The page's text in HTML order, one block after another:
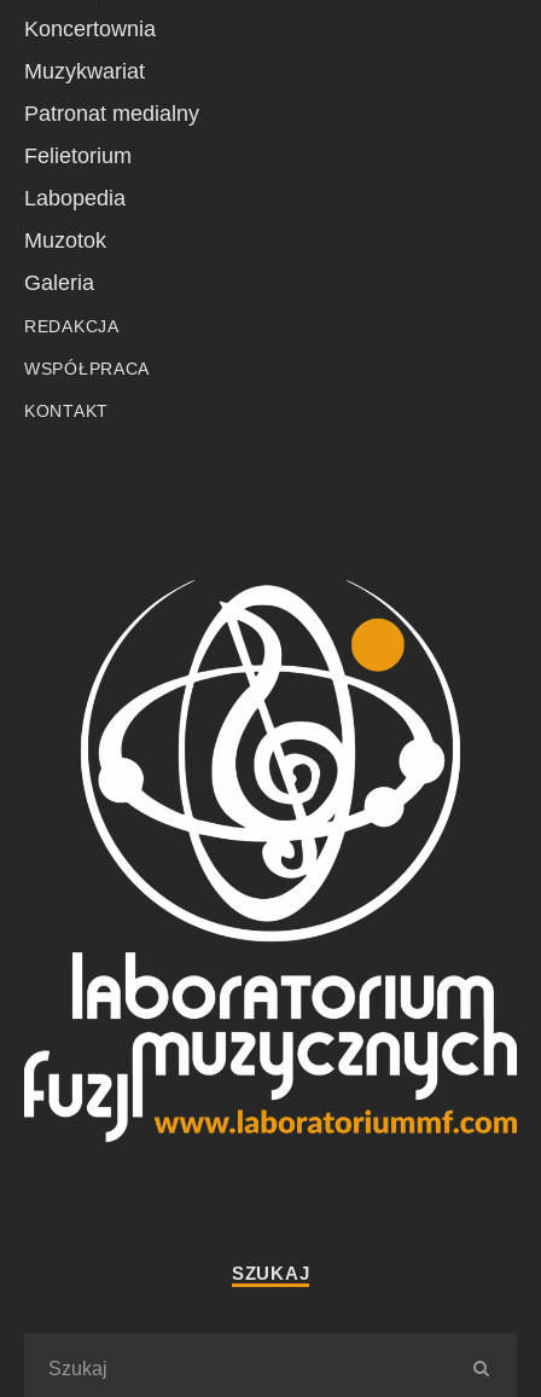
Koncertownia
Muzykwariat
Patronat medialny
Felietorium
Labopedia
Muzotok
Galeria
REDAKCJA
WSPÓŁPRACA
KONTAKT
SZUKAJ